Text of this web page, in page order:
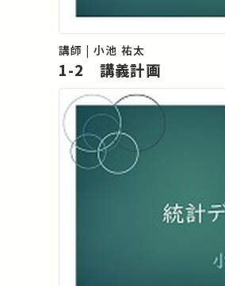
講師 | 小池 祐太
1-2 講義計画